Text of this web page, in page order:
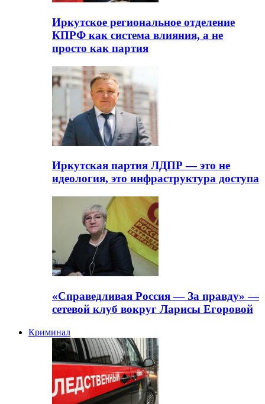
Иркутское региональное отделение
КПРФ как система влияния, а не
просто как партия
Иркутская партия ЛДПР — это не
идеология, это инфраструктура доступа
«Справедливая Россия — За правду» —
сетевой клуб вокруг Ларисы Егоровой
Криминал